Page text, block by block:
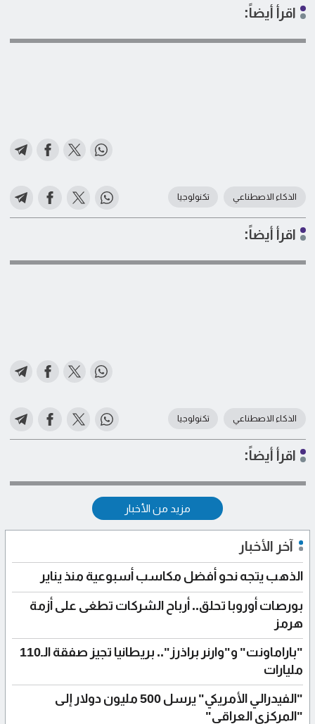
اقرأ أيضاً:
الذكاء الاصطناعي تكنولوجيا
اقرأ أيضاً:
الذكاء الاصطناعي تكنولوجيا
اقرأ أيضاً:
مزيد من الأخبار
آخر الأخبار
الذهب يتجه نحو أفضل مكاسب أسبوعية منذ يناير
بورصات أوروبا تحلق.. أرباح الشركات تطغى على أزمة
هرمز
"باراماونت" و"وارنر براذرز".. بريطانيا تجيز صفقة الـ110
مليارات
"الفيدرالي الأمريكي" يرسل 500 مليون دولار إلى
"المركزي العراقي"